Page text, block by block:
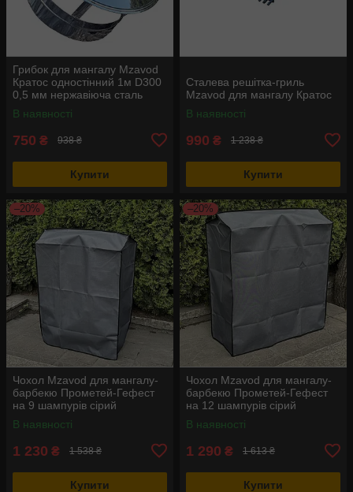
Грибок для мангалу Mzavod
Кратос одностінний 1м D300
0,5 мм нержавіюча сталь
В наявності
750 ₴ 938 ₴
Купити
Сталева решітка-гриль
Mzavod для мангалу Кратос
В наявності
990 ₴ 1 238 ₴
Купити
–20%
Чохол Mzavod для мангалу-
барбекю Прометей-Гефест
на 9 шампурів сірий
В наявності
1 230 ₴ 1 538 ₴
Купити
–20%
Чохол Mzavod для мангалу-
барбекю Прометей-Гефест
на 12 шампурів сірий
В наявності
1 290 ₴ 1 613 ₴
Купити